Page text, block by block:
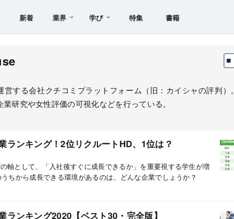
新着 業界 学び 特集 書籍
営する会社クチコミプラットフォーム （旧：カイシャの評判）。
業研究や女性評価の可視化などを行っている。
ランキング！2位リクルートHD、1位は？
軸として、「入社後すぐに成長できるか」を重要視する学生が増
ちから成長できる環境があるのは、どんな企業でしょうか？
ランキング2020【ベスト30・完全版】